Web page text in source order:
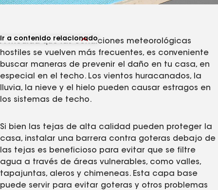
Ir a contenido relacionado
Ver productos relacionados
A medida que las condiciones meteorológicas
hostiles se vuelven más frecuentes, es conveniente
buscar maneras de prevenir el daño en tu casa, en
especial en el techo. Los vientos huracanados, la
lluvia, la nieve y el hielo pueden causar estragos en
los sistemas de techo.
Si bien las tejas de alta calidad pueden proteger la
casa, instalar una barrera contra goteras debajo de
las tejas es beneficioso para evitar que se filtre
agua a través de áreas vulnerables, como valles,
tapajuntas, aleros y chimeneas. Esta capa base
puede servir para evitar goteras y otros problemas